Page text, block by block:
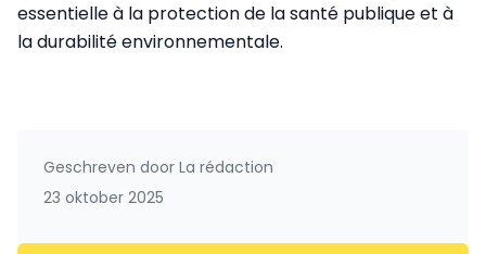
essentielle à la protection de la santé publique et à
la durabilité environnementale.
Geschreven door La rédaction
23 oktober 2025